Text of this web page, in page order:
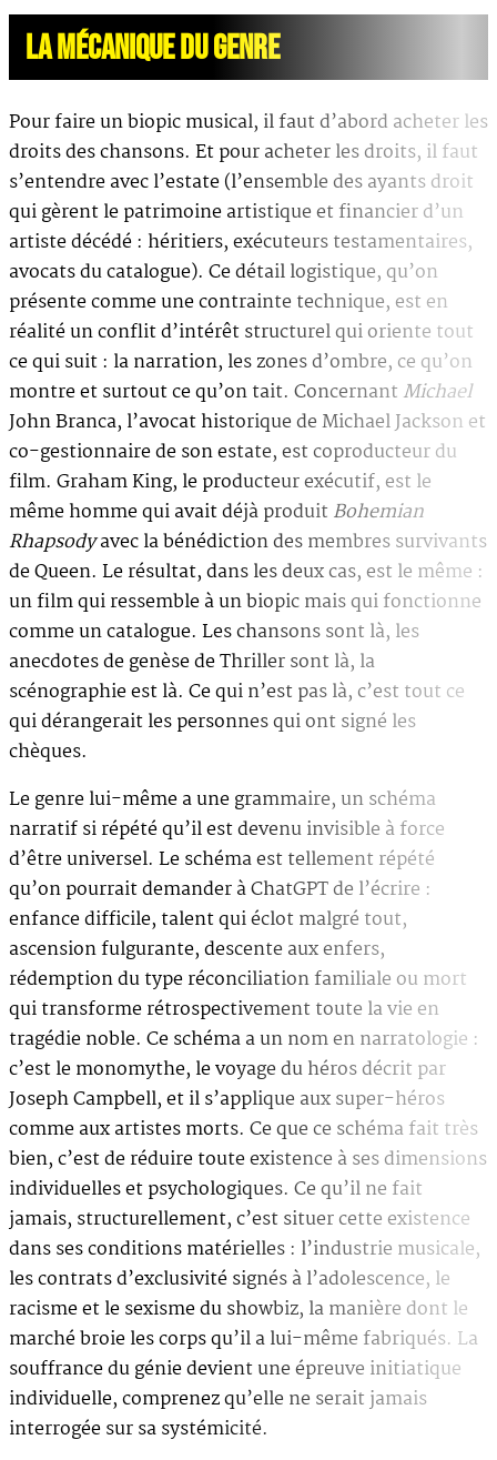
LA MÉCANIQUE DU GENRE
Pour faire un biopic musical, il faut d’abord acheter les
droits des chansons. Et pour acheter les droits, il faut
s’entendre avec l’estate (l’ensemble des ayants droit
qui gèrent le patrimoine artistique et financier d’un
artiste décédé : héritiers, exécuteurs testamentaires,
avocats du catalogue). Ce détail logistique, qu’on
présente comme une contrainte technique, est en
réalité un conflit d’intérêt structurel qui oriente tout
ce qui suit : la narration, les zones d’ombre, ce qu’on
montre et surtout ce qu’on tait. Concernant Michael
John Branca, l’avocat historique de Michael Jackson et
co-gestionnaire de son estate, est coproducteur du
film. Graham King, le producteur exécutif, est le
même homme qui avait déjà produitBohemian
Rhapsodyavec la bénédiction des membres survivants
de Queen. Le résultat, dans les deux cas, est le même :
un film qui ressemble à un biopic mais qui fonctionne
comme un catalogue. Les chansons sont là, les
anecdotes de genèse de Thriller sont là, la
scénographie est là. Ce qui n’est pas là, c’est tout ce
qui dérangerait les personnes qui ont signé les
chèques.
Le genre lui-même a une grammaire, un schéma
narratif si répété qu’il est devenu invisible à force
d’être universel. Le schéma est tellement répété
qu’on pourrait demander à ChatGPT de l’écrire :
enfance difficile, talent qui éclot malgré tout,
ascension fulgurante, descente aux enfers,
rédemption du type réconciliation familiale ou mort
qui transforme rétrospectivement toute la vie en
tragédie noble. Ce schéma a un nom en narratologie :
c’est le monomythe, le voyage du héros décrit par
Joseph Campbell, et il s’applique aux super-héros
comme aux artistes morts. Ce que ce schéma fait très
bien, c’est de réduire toute existence à ses dimensions
individuelles et psychologiques. Ce qu’il ne fait
jamais, structurellement, c’est situer cette existence
dans ses conditions matérielles : l’industrie musicale,
les contrats d’exclusivité signés à l’adolescence, le
racisme et le sexisme du showbiz, la manière dont le
marché broie les corps qu’il a lui-même fabriqués. La
souffrance du génie devient une épreuve initiatique
individuelle, comprenez qu’elle ne serait jamais
interrogée sur sa systémicité.